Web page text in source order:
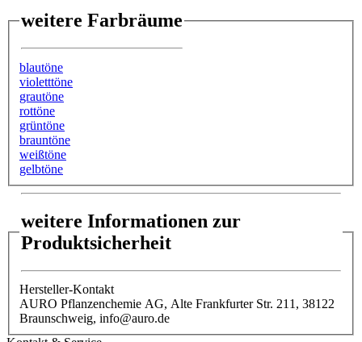
weitere Farbräume
blautöne
violetttöne
grautöne
rottöne
grüntöne
brauntöne
weißtöne
gelbtöne
weitere Informationen zur
Produktsicherheit
Hersteller-Kontakt
AURO Pflanzenchemie AG, Alte Frankfurter Str. 211, 38122
Braunschweig, info@auro.de